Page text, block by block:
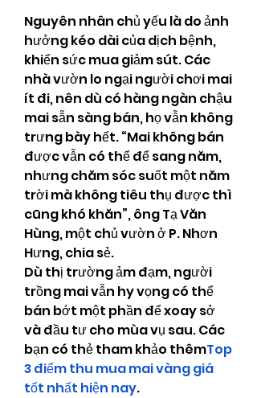
Nguyên nhân chủ yếu là do ảnh
hưởng kéo dài của dịch bệnh,
khiến sức mua giảm sút. Các
nhà vườn lo ngại người chơi mai
ít đi, nên dù có hàng ngàn chậu
mai sẵn sàng bán, họ vẫn không
trưng bày hết. “Mai không bán
được vẫn có thể để sang năm,
nhưng chăm sóc suốt một năm
trời mà không tiêu thụ được thì
cũng khó khăn”, ông Tạ Văn
Hùng, một chủ vườn ở P. Nhơn
Hưng, chia sẻ.
Dù thị trường ảm đạm, người
trồng mai vẫn hy vọng có thể
bán bớt một phần để xoay sở
và đầu tư cho mùa vụ sau. Các
bạn có thẻ tham khảo thêmTop
3 điểm thu mua mai vàng giá
tốt nhất hiện nay.